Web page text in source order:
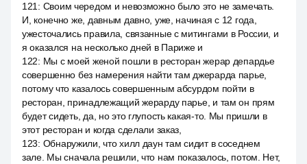
121 : Своим чередом и невозможно было это не замечать.
И, конечно же, давным давно, уже, начиная с 12 года,
ужесточались правила, связанные с митингами в России, и
я оказался на несколько дней в Париже и
122: Мы с моей женой пошли в ресторан жерар депардье
совершенно без намерения найти там джерарда парье,
потому что казалось совершенным абсурдом пойти в
ресторан, принадлежащий жерарду парье, и там он прям
будет сидеть, да, но это глупость какая-то. Мы пришли в
этот ресторан и когда сделали заказ,
123: Обнаружили, что хилл даун там сидит в соседнем
зале. Мы сначала решили, что нам показалось, потом. Нет,